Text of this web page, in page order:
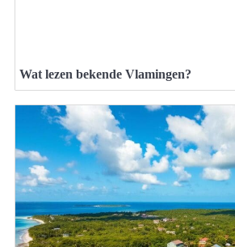
Wat lezen bekende Vlamingen?